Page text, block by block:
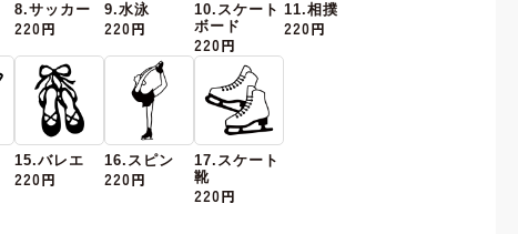
8.サッカー
220円
9.水泳
220円
10.スケート
ボード
220円
11.相撲
220円
15.バレエ
220円
16.スピン
220円
17.スケート
靴
220円